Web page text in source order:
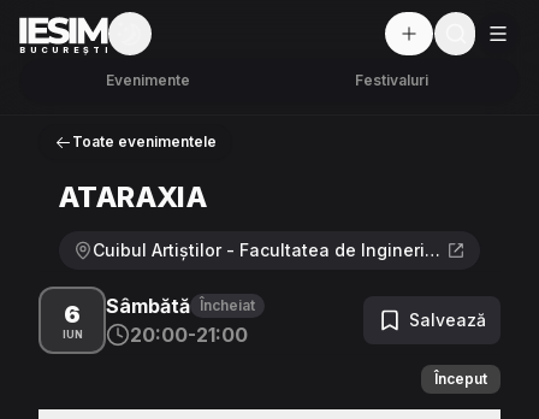
BUCUREȘTI Mod întunecat
Evenimente Festivaluri
Toate evenimentele
ATARAXIA
Cuibul Artiștilor - Facultatea de Inginerie a Instalațiilor, București · Bulevardul Pache Protopopescu 66, București 030167
6
IUN
Sâmbătă Încheiat
20:00-21:00
Salvează
Început